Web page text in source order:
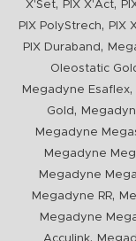
X'Set, PIX X'Act,
PIX PolyStrech, PIX
PIX Duraband ,
Oleostatic
Megadyne Esaflex,
Gold ,
Megadyne
Megadyne
Megadyne
Megadyne RR,
Megadyne
,